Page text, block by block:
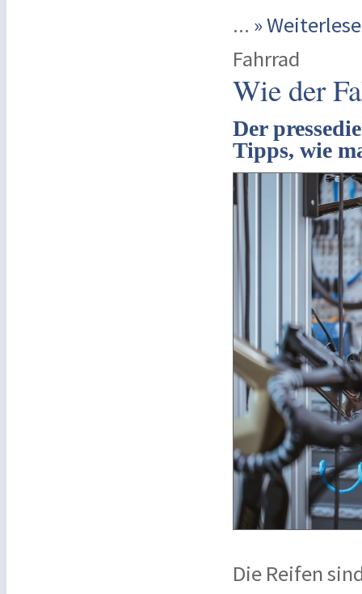
... »
Fahrrad
Wie der
Der
Tipps, wie
Die Reifen